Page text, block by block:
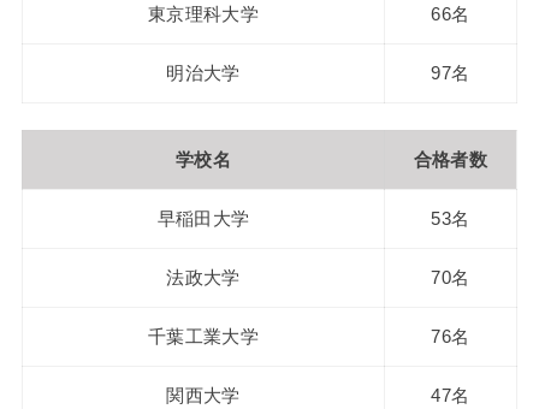
東京理科大学 66名
明治大学 97名
学校名 合格者数
早稲田大学 53名
法政大学 70名
千葉工業大学 76名
関西大学 47名